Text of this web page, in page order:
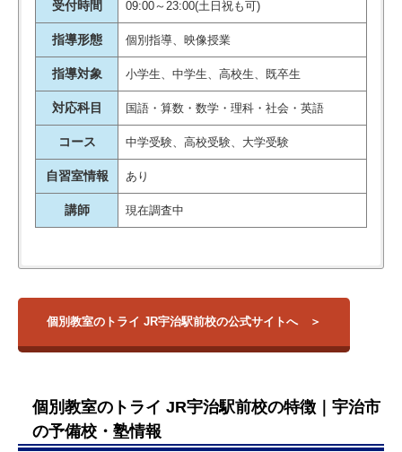
受付時間 09:00～23:00(土日祝も可)
指導形態 個別指導、映像授業
指導対象 小学生、中学生、高校生、既卒生
対応科目 国語・算数・数学・理科・社会・英語
コース 中学受験、高校受験、大学受験
自習室情報 あり
講師 現在調査中
東京工業大学
東京都立大学
筑波大学
横浜国立大学
京都府宇治市宇治
ル 2Ｆ
木幡校
幡内畑34-9オーガ
スタ木幡ビル3F
木幡駅
個別教室のトライ JR宇治駅前校の公式サイトへ
個別教室のトライ JR宇治駅前校の特徴｜宇治市
の予備校・塾情報